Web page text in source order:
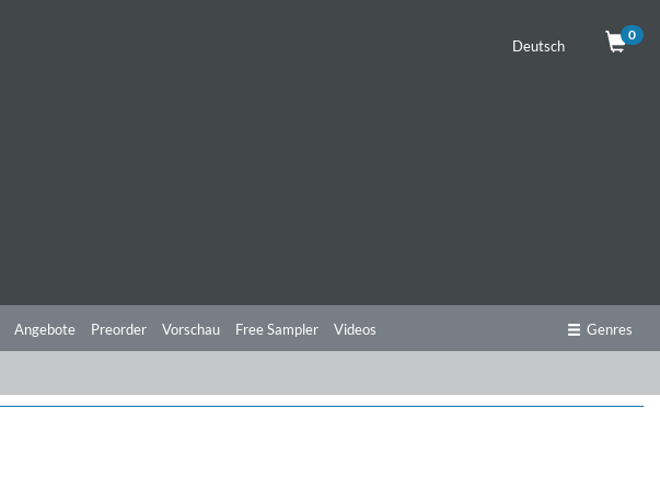
Deutsch
0
Angebote Preorder Vorschau Free Sampler Videos Genres